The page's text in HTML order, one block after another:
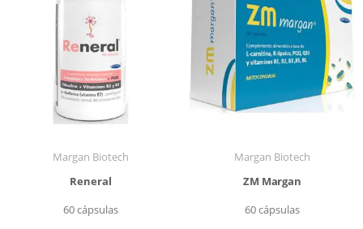
Margan Biotech
Reneral
60 cápsulas
Margan Biotech
ZM Margan
60 cápsulas